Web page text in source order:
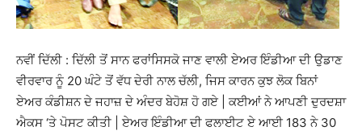
ਨਵੀਂ ਦਿੱਲੀ : ਦਿੱਲੀ ਤੋਂ ਸਾਨ ਫਰਾਂਸਿਸਕੋ ਜਾਣ ਵਾਲੀ ਏਅਰ ਇੰਡੀਆ ਦੀ ਉਡਾਣ
ਵੀਰਵਾਰ ਨੂੰ 20 ਘੰਟੇ ਤੋਂ ਵੱਧ ਦੇਰੀ ਨਾਲ ਚੱਲੀ, ਜਿਸ ਕਾਰਨ ਕੁਝ ਲੋਕ ਬਿਨਾਂ
ਏਅਰ ਕੰਡੀਸ਼ਨ ਦੇ ਜਹਾਜ਼ ਦੇ ਅੰਦਰ ਬੇਹੋਸ਼ ਹੋ ਗਏ | ਕਈਆਂ ਨੇ ਆਪਣੀ ਦੁਰਦਸ਼ਾ
ਐਕਸ ‘ਤੇ ਪੋਸਟ ਕੀਤੀ | ਏਅਰ ਇੰਡੀਆ ਦੀ ਫਲਾਈਟ ਏ ਆਈ 183 ਨੇ 30